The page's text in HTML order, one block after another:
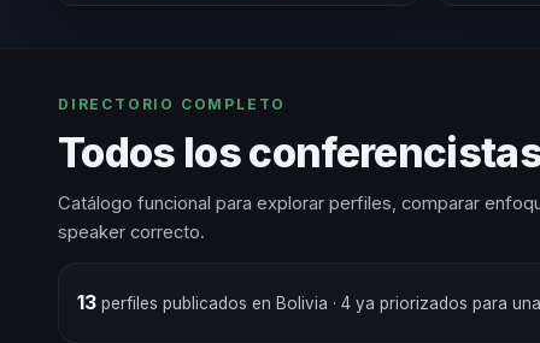
DIRECTORIO COMPLETO
Todos los
Catálogo funcional para explorar perfiles, comparar
speaker correcto.
13perfiles publicados en Bolivia · 4 ya priorizados para